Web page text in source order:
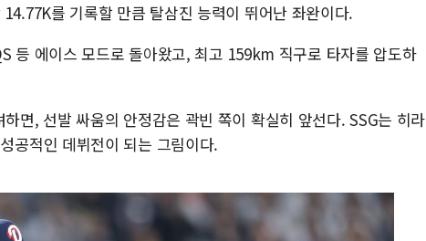
를 기록할 만큼 탈삼진 능력이 뛰어난 좌완이다.
등 에이스 모드로 돌아왔고, 최고 159km 직구로 타자를 압도하
하면, 선발 싸움의 안정감은 곽빈 쪽이 확실히 앞선다. SSG는 히라
공적인 데뷔전이 되는 그림이다.